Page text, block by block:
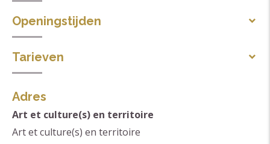
Frans
Openingstijden
Het hele jaar iedere dag.
Tarieven
Adres
Art et culture(s) en territoire
Art et culture(s) en territoire